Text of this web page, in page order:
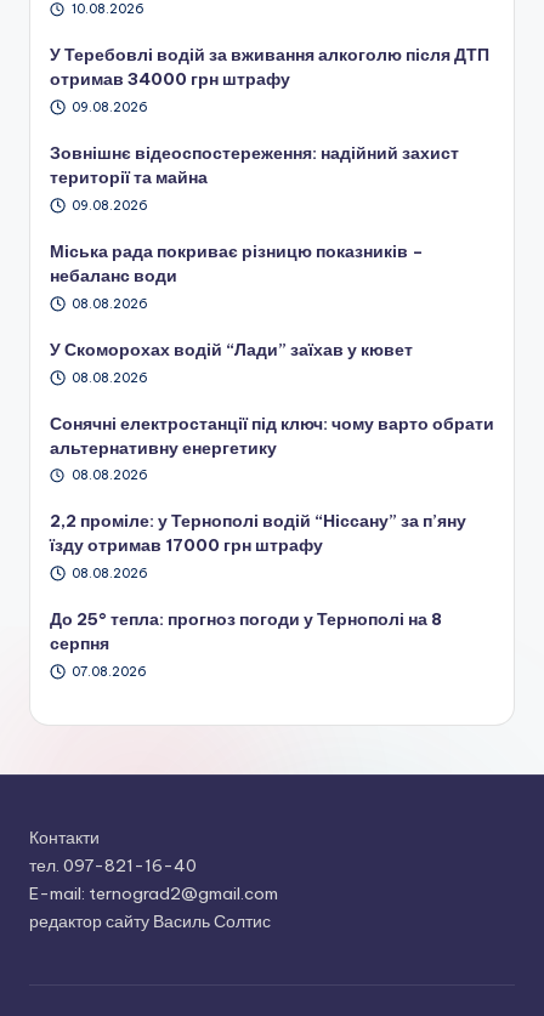
10.08.2026
У Теребовлі водій за вживання алкоголю після ДТП
отримав 34000 грн штрафу
09.08.2026
Зовнішнє відеоспостереження: надійний захист
території та майна
09.08.2026
Міська рада покриває різницю показників –
небаланс води
08.08.2026
У Скоморохах водій “Лади” заїхав у кювет
08.08.2026
Сонячні електростанції під ключ: чому варто обрати
альтернативну енергетику
08.08.2026
2,2 проміле: у Тернополі водій “Ніссану” за п’яну
їзду отримав 17000 грн штрафу
08.08.2026
До 25° тепла: прогноз погоди у Тернополі на 8
серпня
07.08.2026
Контакти
тел. 097-821-16-40
E-mail: ternograd2@gmail.com
редактор сайту Василь Солтис